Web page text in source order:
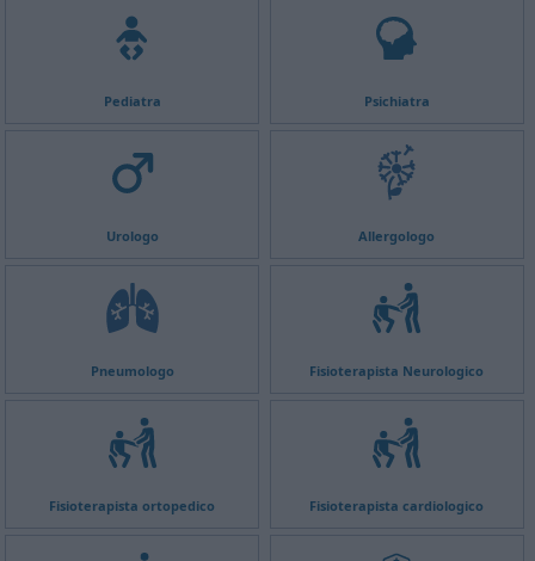
Pediatra Psichiatra
Urologo Allergologo
Pneumologo Fisioterapista Neurologico
Fisioterapista ortopedico Fisioterapista cardiologico